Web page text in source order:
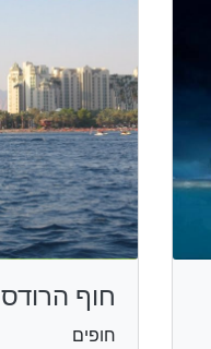
חוף הרודס
חופים